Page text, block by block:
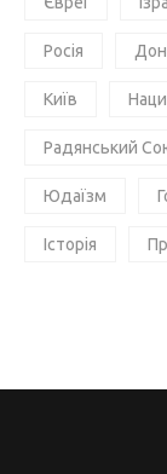
Росія
Київ
Радянський
Юдаїзм
Історія